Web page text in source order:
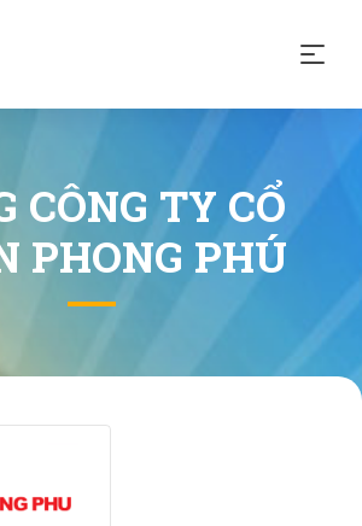
CÔNG TY CỔ
PHONG PHÚ